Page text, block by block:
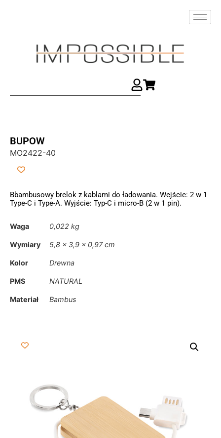
BUPOW
MO2422-40
Bbambusowy brelok z kablami do ładowania. Wejście: 2 w 1
Type-C i Type-A. Wyjście: Typ-C i micro-B (2 w 1 pin).
Waga 0,022 kg
Wymiary 5,8 × 3,9 × 0,97 cm
Kolor Drewna
PMS NATURAL
Materiał Bambus